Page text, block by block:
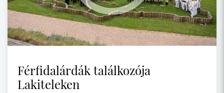
Férfidalárdák találkozója
Lakiteleken